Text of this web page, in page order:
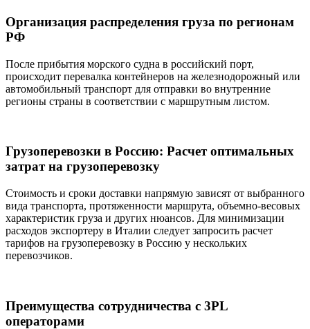
Организация распределения груза по регионам
РФ
После прибытия морского судна в российский порт,
происходит перевалка контейнеров на железнодорожный или
автомобильный транспорт для отправки во внутренние
регионы страны в соответствии с маршрутным листом.
Грузоперевозки в Россию: Расчет оптимальных
затрат на грузоперевозку
Стоимость и сроки доставки напрямую зависят от выбранного
вида транспорта, протяженности маршрута, объемно-весовых
характеристик груза и других нюансов. Для минимизации
расходов экспортеру в Италии следует запросить расчет
тарифов на грузоперевозку в Россию у нескольких
перевозчиков.
Преимущества сотрудничества с 3PL
операторами